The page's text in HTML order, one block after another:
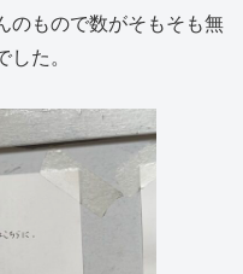
のもので数がそもそも無
た。